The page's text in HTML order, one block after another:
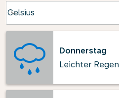
Celsius
keyboard_arrow_down
Donnerstag
Leichter Regen